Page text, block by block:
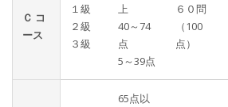
Ｃ コ
ース
１級
２級
３級
上
40～74
点
5～39点
６０問
（100
点）
65点以